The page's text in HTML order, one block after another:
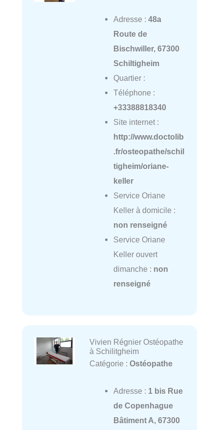
Adresse : 48a
Route de
Bischwiller, 67300
Schiltigheim
Quartier :
Téléphone :
+33388818340
Site internet :
http://www.doctolib
.fr/osteopathe/schil
tigheim/oriane-
keller
Service Oriane
Keller à domicile :
non renseigné
Service Oriane
Keller ouvert
dimanche : non
renseigné
Vivien Régnier Ostéopathe
à Schilitgheim
Catégorie : Ostéopathe
Adresse : 1 bis Rue
de Copenhague
Bâtiment A, 67300